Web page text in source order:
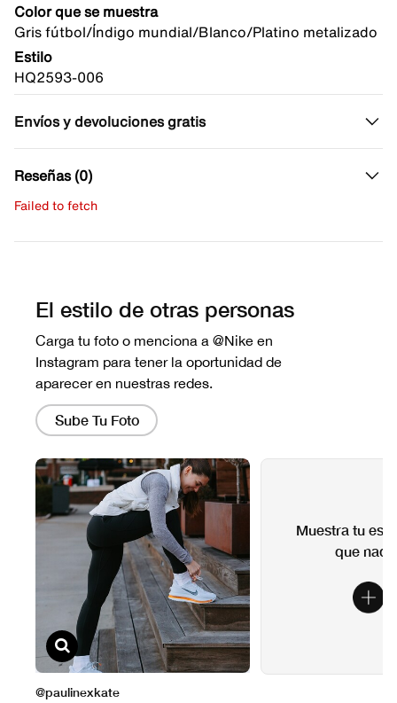
Color que se muestra
Gris fútbol/Índigo mundial/Blanco/Platino metalizado
Estilo
HQ2593-006
Envíos y devoluciones gratis
Reseñas (0)
Failed to fetch